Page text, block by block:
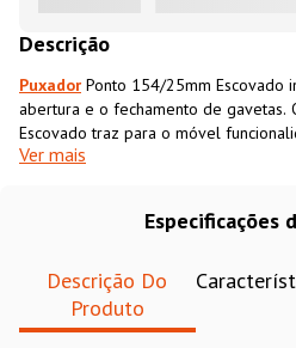
Descrição
Puxador Ponto 154/25mm Escovado
abertura e o fechamento de gavetas.
Escovado traz para o móvel
todos os ambientes e pode ser
longa durabilidade e é ideal para
Ver mais
Especificações
Descrição Do
Produto